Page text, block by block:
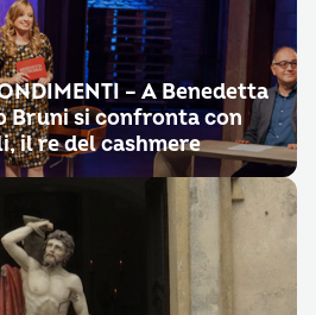
– A Benedetta
Bruni si confronta con
il re del cashmere